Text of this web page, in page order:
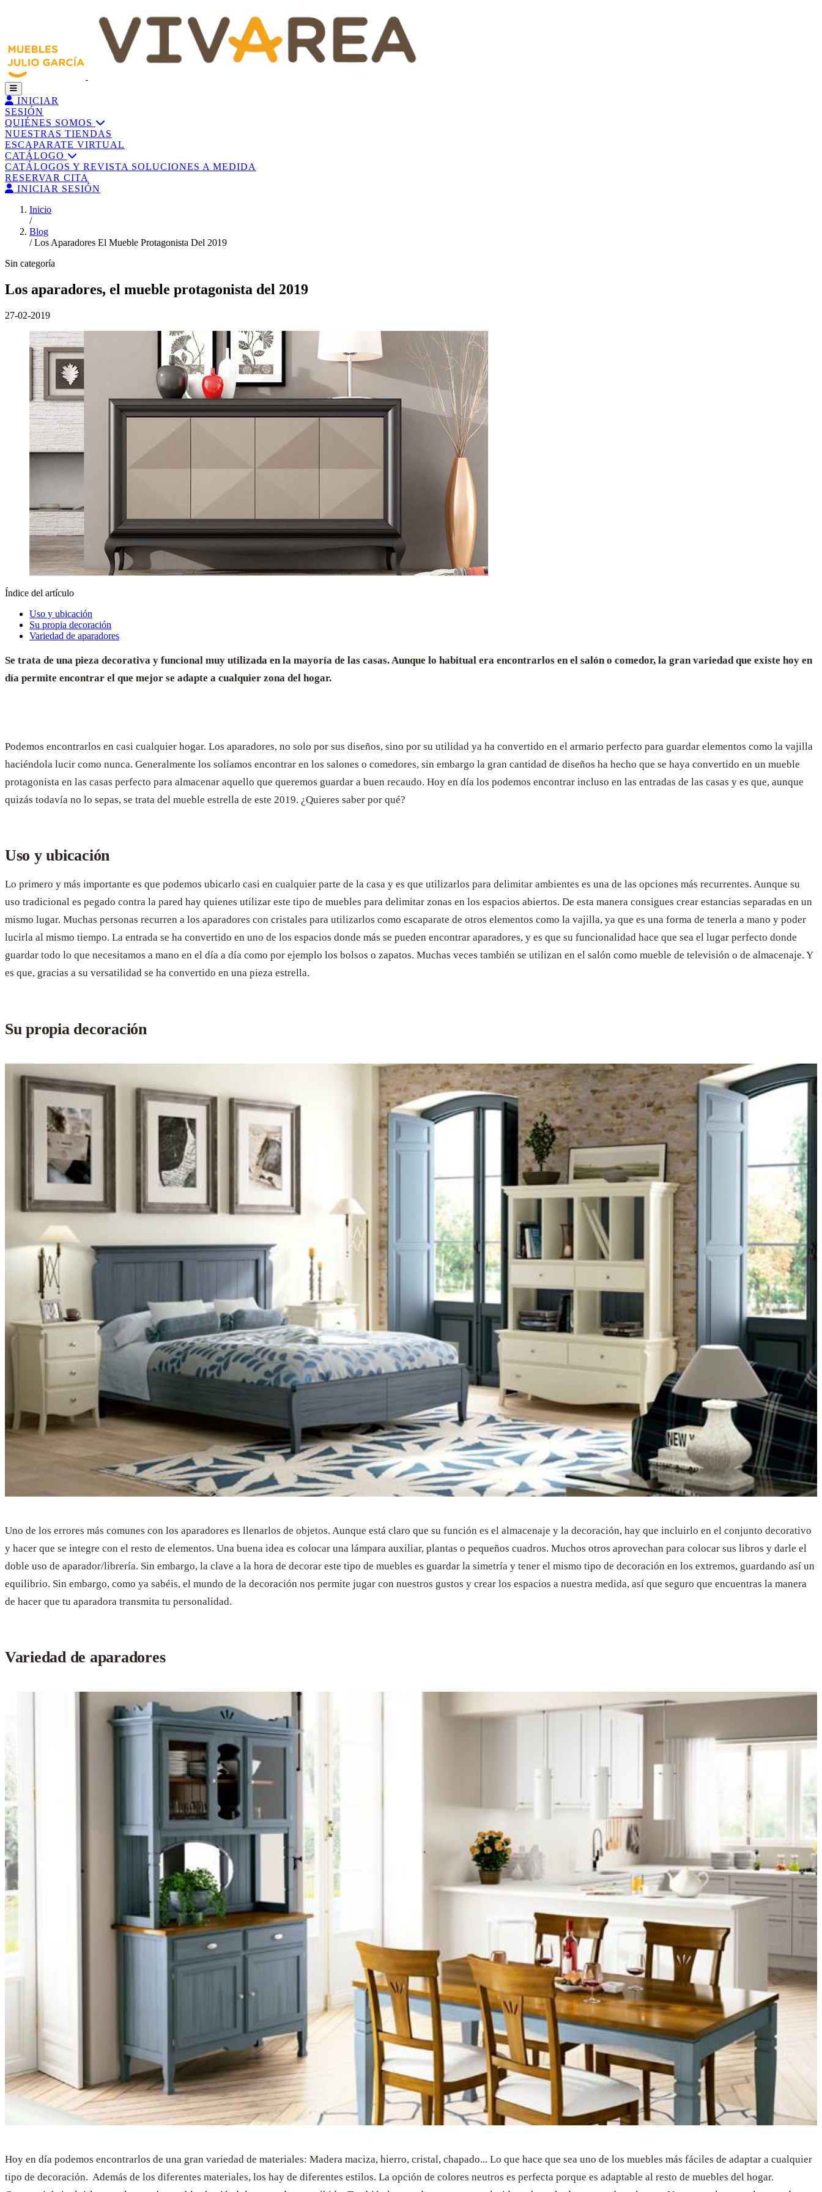
INICIAR
SESIÓN
QUIÉNES SOMOS
NUESTRAS TIENDAS
ESCAPARATE VIRTUAL
CATÁLOGO
CATÁLOGOS Y REVISTA SOLUCIONES A MEDIDA
RESERVAR CITA
INICIAR SESIÓN
Inicio
/
Blog
/ Los Aparadores El Mueble Protagonista Del 2019
Sin categoría
Los aparadores, el mueble protagonista del 2019
27-02-2019
Índice del artículo
Uso y ubicación
Su propia decoración
Variedad de aparadores
Se trata de una pieza decorativa y funcional muy utilizada en la mayoría de las casas. Aunque lo habitual era encontrarlos en el salón o comedor, la gran variedad que existe hoy en
día permite encontrar el que mejor se adapte a cualquier zona del hogar.
Podemos encontrarlos en casi cualquier hogar. Los aparadores, no solo por sus diseños, sino por su utilidad ya ha convertido en el armario perfecto para guardar elementos como la vajilla
haciéndola lucir como nunca. Generalmente los solíamos encontrar en los salones o comedores, sin embargo la gran cantidad de diseños ha hecho que se haya convertido en un mueble
protagonista en las casas perfecto para almacenar aquello que queremos guardar a buen recaudo. Hoy en día los podemos encontrar incluso en las entradas de las casas y es que, aunque
quizás todavía no lo sepas, se trata del mueble estrella de este 2019. ¿Quieres saber por qué?
Uso y ubicación
Lo primero y más importante es que podemos ubicarlo casi en cualquier parte de la casa y es que utilizarlos para delimitar ambientes es una de las opciones más recurrentes. Aunque su
uso tradicional es pegado contra la pared hay quienes utilizar este tipo de muebles para delimitar zonas en los espacios abiertos. De esta manera consigues crear estancias separadas en un
mismo lugar. Muchas personas recurren a los aparadores con cristales para utilizarlos como escaparate de otros elementos como la vajilla, ya que es una forma de tenerla a mano y poder
lucirla al mismo tiempo. La entrada se ha convertido en uno de los espacios donde más se pueden encontrar aparadores, y es que su funcionalidad hace que sea el lugar perfecto donde
guardar todo lo que necesitamos a mano en el día a día como por ejemplo los bolsos o zapatos. Muchas veces también se utilizan en el salón como mueble de televisión o de almacenaje. Y
es que, gracias a su versatilidad se ha convertido en una pieza estrella.
Su propia decoración
Uno de los errores más comunes con los aparadores es llenarlos de objetos. Aunque está claro que su función es el almacenaje y la decoración, hay que incluirlo en el conjunto decorativo
y hacer que se integre con el resto de elementos. Una buena idea es colocar una lámpara auxiliar, plantas o pequeños cuadros. Muchos otros aprovechan para colocar sus libros y darle el
doble uso de aparador/librería. Sin embargo, la clave a la hora de decorar este tipo de muebles es guardar la simetría y tener el mismo tipo de decoración en los extremos, guardando así un
equilibrio. Sin embargo, como ya sabéis, el mundo de la decoración nos permite jugar con nuestros gustos y crear los espacios a nuestra medida, así que seguro que encuentras la manera
de hacer que tu aparadora transmita tu personalidad.
Variedad de aparadores
Hoy en día podemos encontrarlos de una gran variedad de materiales: Madera maciza, hierro, cristal, chapado... Lo que hace que sea uno de los muebles más fáciles de adaptar a cualquier
tipo de decoración. Además de los diferentes materiales, los hay de diferentes estilos. La opción de colores neutros es perfecta porque es adaptable al resto de muebles del hogar.